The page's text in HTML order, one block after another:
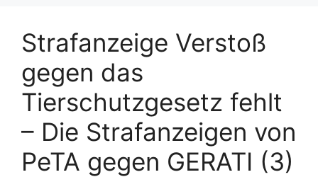
i
e
n
w
r
t
e
Strafanzeige Verstoß
gegen das
Tierschutzgesetz fehlt
– Die Strafanzeigen von
PeTA gegen GERATI (3)